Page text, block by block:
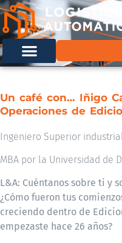
Un café con… Iñigo
Operaciones de
Ingeniero Superior
MBA por la Universidad de
L&A: Cuéntanos sobre ti y
¿Cómo fueron tus
creciendo dentro de
empezaste hace 26 años?